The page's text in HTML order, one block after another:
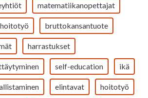
matematiikanopettajat
hoitotyö bruttokansantuote
harrastukset
self-education ikä
elintavat hoitotyö